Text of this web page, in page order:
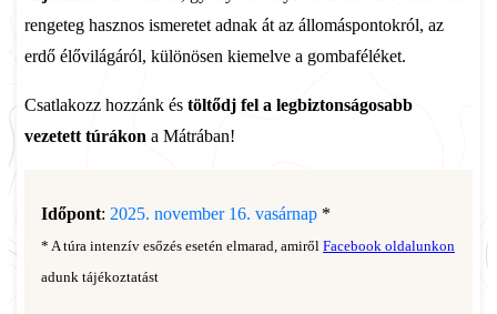
rengeteg hasznos ismeretet adnak át az állomáspontokról, az
erdő élővilágáról, különösen kiemelve a gombaféléket.
Csatlakozz hozzánk és töltődj fel a legbiztonságosabb
vezetett túrákon a Mátrában!
Időpont: 2025. november 16. vasárnap *
* A túra intenzív esőzés esetén elmarad, amiről Facebook oldalunkon
adunk tájékoztatást